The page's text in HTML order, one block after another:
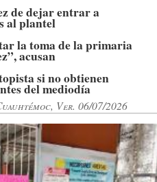
de dejar entrar a
al plantel
la toma de la primaria
acusan
si no obtienen
del mediodía
Ver. 06/07/2026